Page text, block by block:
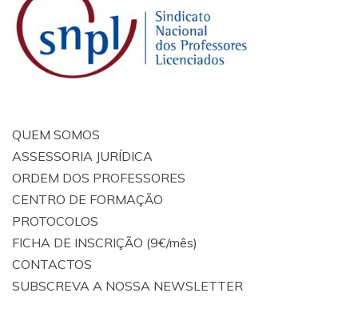
QUEM SOMOS
ASSESSORIA JURÍDICA
ORDEM DOS PROFESSORES
CENTRO DE FORMAÇÃO
PROTOCOLOS
FICHA DE INSCRIÇÃO (9€/mês)
CONTACTOS
SUBSCREVA A NOSSA NEWSLETTER